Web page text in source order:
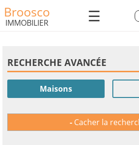
Broosco
IMMOBILIER ☰
RECHERCHE AVANCÉE
Maisons
Cacher la